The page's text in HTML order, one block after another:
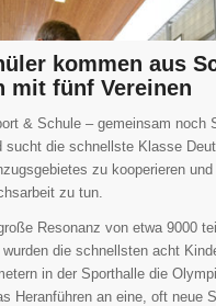
kommen aus
mit fünf Vereinen
& Schule – gemeinsam
sucht die schnellste Klasse
zu kooperieren
zu tun.
Resonanz von etwa 9000
die schnellsten acht
in der Sporthalle die
Heranführen an eine, oft neue